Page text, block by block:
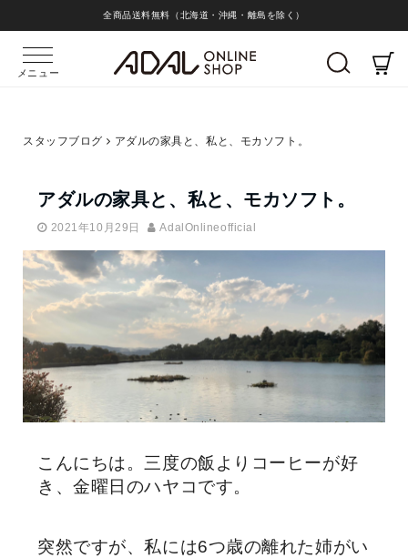
全商品送料無料（北海道・沖縄・離島を除く）
メニュー
スタッフブログ アダルの家具と、私と、モカソフト。
アダルの家具と、私と、モカソフト。
2021年10月29日 AdalOnlineofficial
こんにちは。三度の飯よりコーヒーが好
き、金曜日のハヤコです。
突然ですが、私には6つ歳の離れた姉がい